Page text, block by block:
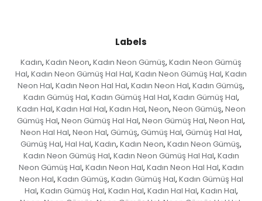
Labels
Kadın, Kadın Neon, Kadın Neon Gümüş, Kadın Neon Gümüş
Hal, Kadın Neon Gümüş Hal Hal, Kadın Neon Gümüş Hal, Kadın
Neon Hal, Kadın Neon Hal Hal, Kadın Neon Hal, Kadın Gümüş,
Kadın Gümüş Hal, Kadın Gümüş Hal Hal, Kadın Gümüş Hal,
Kadın Hal, Kadın Hal Hal, Kadın Hal, Neon, Neon Gümüş, Neon
Gümüş Hal, Neon Gümüş Hal Hal, Neon Gümüş Hal, Neon Hal,
Neon Hal Hal, Neon Hal, Gümüş, Gümüş Hal, Gümüş Hal Hal,
Gümüş Hal, Hal Hal, Kadın, Kadın Neon, Kadın Neon Gümüş,
Kadın Neon Gümüş Hal, Kadın Neon Gümüş Hal Hal, Kadın
Neon Gümüş Hal, Kadın Neon Hal, Kadın Neon Hal Hal, Kadın
Neon Hal, Kadın Gümüş, Kadın Gümüş Hal, Kadın Gümüş Hal
Hal, Kadın Gümüş Hal, Kadın Hal, Kadın Hal Hal, Kadın Hal,